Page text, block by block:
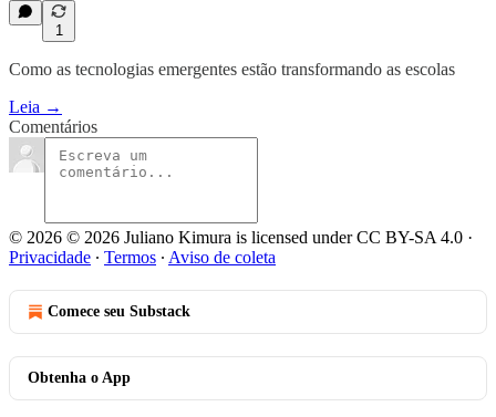
1
Como as tecnologias emergentes estão transformando as escolas
Leia →
Comentários
© 2026 © 2026 Juliano Kimura is licensed under CC BY-SA 4.0 ·
Privacidade ∙ Termos ∙ Aviso de coleta
Comece seu Substack
Obtenha o App